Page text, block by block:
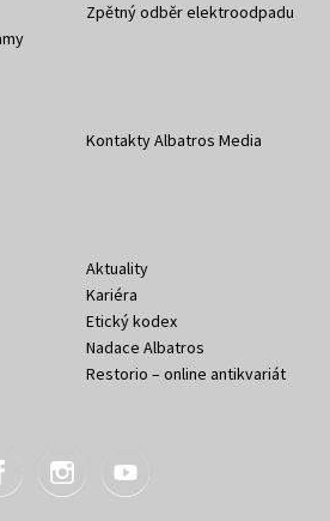
Zpětný odběr elektroodpadu
Kontakty Albatros Media
Aktuality
Kariéra
Etický kodex
Nadace Albatros
Restorio – online antikvariát